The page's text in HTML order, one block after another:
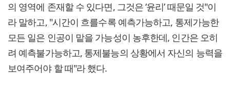
의 영역에 존재할 수 있다면, 그것은 ‘윤리’ 때문일 것"이
라 말하고, "시간이 흐를수록 예측가능하고, 통제가능한
모든 일은 인공이 맡을 가능성이 농후한데, 인간은 오히
려 예측불가능하고, 통제불능의 상황에서 자신의 능력을
보여주어야 할 때"라 했다.